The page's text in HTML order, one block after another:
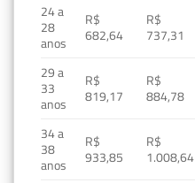
24 a
28
anos
R$
682,64
R$
737,31
29 a
33
anos
R$
819,17
R$
884,78
34 a
38
anos
R$
933,85
R$
1.008,64